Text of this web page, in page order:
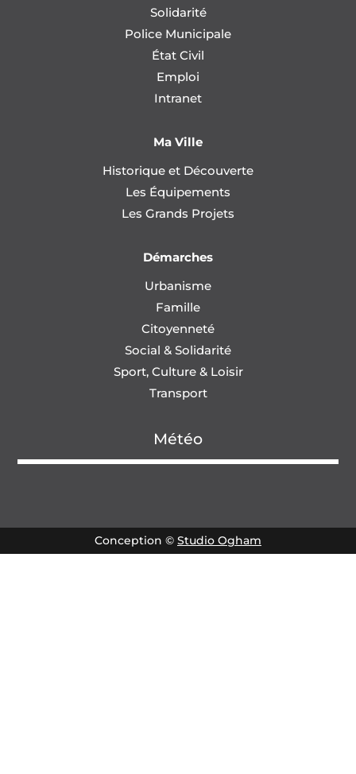
Solidarité
Police Municipale
État Civil
Emploi
Intranet
Ma Ville
Historique et Découverte
Les Équipements
Les Grands Projets
Démarches
Urbanisme
Famille
Citoyenneté
Social & Solidarité
Sport, Culture & Loisir
Transport
Météo
Conception © Studio Ogham